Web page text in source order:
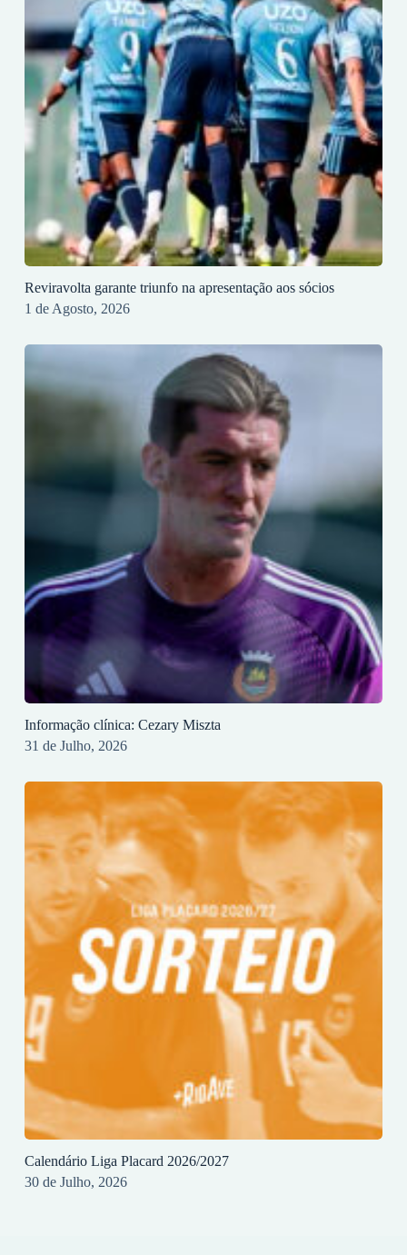
Reviravolta garante triunfo na apresentação aos sócios
1 de Agosto, 2026
Informação clínica: Cezary Miszta
31 de Julho, 2026
Calendário Liga Placard 2026/2027
30 de Julho, 2026